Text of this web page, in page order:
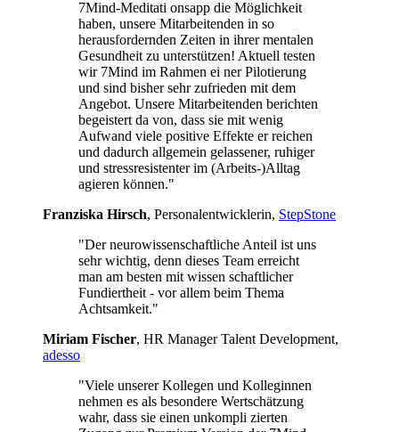
7Mind-Meditati onsapp die Möglichkeit
haben, unsere Mitarbeitenden in so
herausfordernden Zeiten in ihrer mentalen
Gesundheit zu unterstützen! Aktuell testen
wir 7Mind im Rahmen ei ner Pilotierung
und sind bisher sehr zufrieden mit dem
Angebot. Unsere Mitarbeitenden berichten
begeistert da von, dass sie mit wenig
Aufwand viele positive Effekte er reichen
und dadurch allgemein gelassener, ruhiger
und stressresistenter im (Arbeits-)Alltag
agieren können."
Franziska Hirsch, Personalentwicklerin, StepStone
"Der neurowissenschaftliche Anteil ist uns
sehr wichtig, denn dieses Team erreicht
man am besten mit wissen schaftlicher
Fundiertheit - vor allem beim Thema
Achtsamkeit."
Miriam Fischer, HR Manager Talent Development,
adesso
"Viele unserer Kollegen und Kolleginnen
nehmen es als besondere Wertschätzung
wahr, dass sie einen unkompli zierten